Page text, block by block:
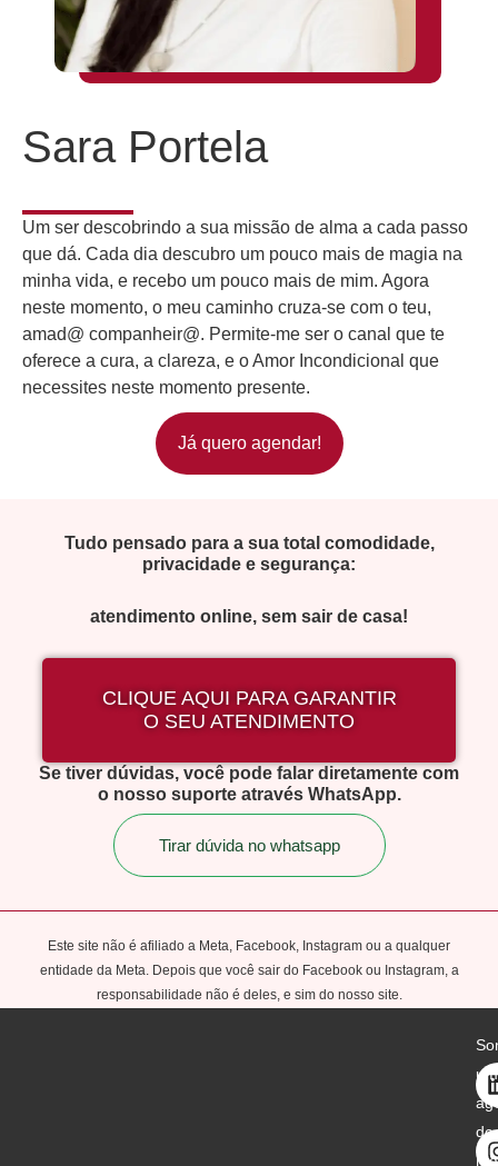
Sara Portela
Um ser descobrindo a sua missão de alma a cada passo
que dá. Cada dia descubro um pouco mais de magia na
minha vida, e recebo um pouco mais de mim. Agora
neste momento, o meu caminho cruza-se com o teu,
amad@ companheir@. Permite-me ser o canal que te
oferece a cura, a clareza, e o Amor Incondicional que
necessites neste momento presente.
Já quero agendar!
Tudo pensado para a sua total comodidade,
privacidade e segurança:
atendimento online, sem sair de casa!
CLIQUE AQUI PARA GARANTIR
O SEU ATENDIMENTO
Se tiver dúvidas, você pode falar diretamente com
o nosso suporte através WhatsApp.
Tirar dúvida no whatsapp
Este site não é afiliado a Meta, Facebook, Instagram ou a qualquer
entidade da Meta. Depois que você sair do Facebook ou Instagram, a
responsabilidade não é deles, e sim do nosso site.
de